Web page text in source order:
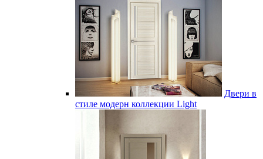
Двери в
стиле модерн коллекции Light